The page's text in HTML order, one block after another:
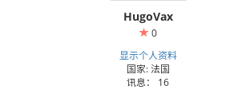
HugoVax
0
显示个人资料
国家: 法国
讯息： 16